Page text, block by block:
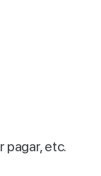
pagar, etc.